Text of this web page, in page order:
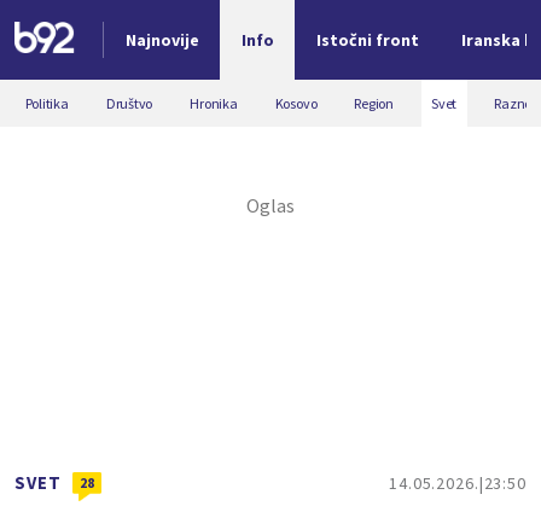
Najnovije Info Istočni front Iranska
Nova vest
Politika Društvo Hronika Kosovo Region Svet Razno
SVET 28 14.05.2026. 23:50